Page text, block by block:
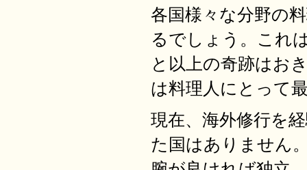
各国様々な分野の
るでしょう。これ
と以上の奇跡はお
は料理人にとって
現在、海外修行を
た国はありません